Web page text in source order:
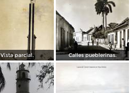
Vista parcial. Calles pueblerinas.